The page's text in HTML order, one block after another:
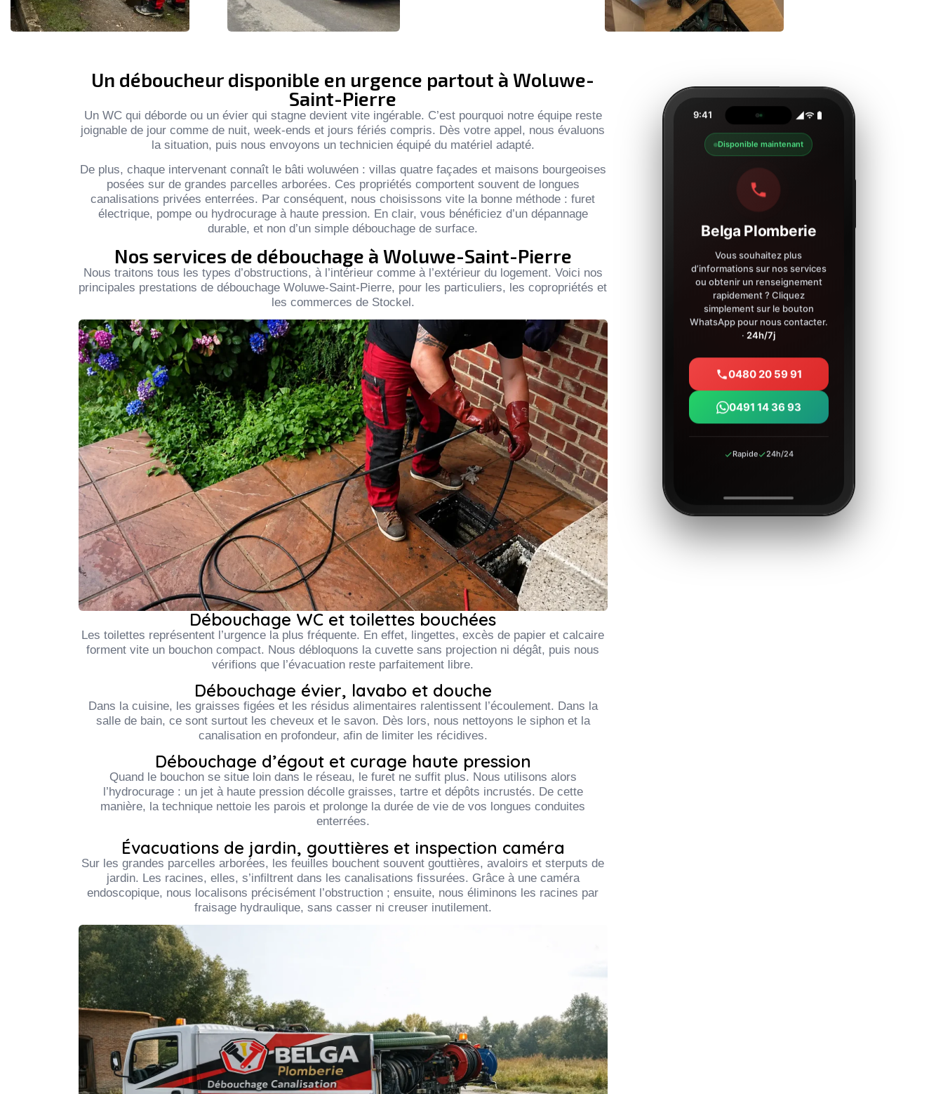
Un déboucheur disponible en urgence partout à Woluwe-
Saint-Pierre
Un WC qui déborde ou un évier qui stagne devient vite ingérable. C’est pourquoi notre équipe reste
joignable de jour comme de nuit, week-ends et jours fériés compris. Dès votre appel, nous évaluons
la situation, puis nous envoyons un technicien équipé du matériel adapté.
De plus, chaque intervenant connaît le bâti woluwéen : villas quatre façades et maisons bourgeoises
posées sur de grandes parcelles arborées. Ces propriétés comportent souvent de longues
canalisations privées enterrées. Par conséquent, nous choisissons vite la bonne méthode : furet
électrique, pompe ou hydrocurage à haute pression. En clair, vous bénéficiez d’un dépannage
durable, et non d’un simple débouchage de surface.
Nos services de débouchage à Woluwe-Saint-Pierre
Nous traitons tous les types d’obstructions, à l’intérieur comme à l’extérieur du logement. Voici nos
principales prestations de débouchage Woluwe-Saint-Pierre, pour les particuliers, les copropriétés et
les commerces de Stockel.
Débouchage WC et toilettes bouchées
Les toilettes représentent l’urgence la plus fréquente. En effet, lingettes, excès de papier et calcaire
forment vite un bouchon compact. Nous débloquons la cuvette sans projection ni dégât, puis nous
vérifions que l’évacuation reste parfaitement libre.
Débouchage évier, lavabo et douche
Dans la cuisine, les graisses figées et les résidus alimentaires ralentissent l’écoulement. Dans la
salle de bain, ce sont surtout les cheveux et le savon. Dès lors, nous nettoyons le siphon et la
canalisation en profondeur, afin de limiter les récidives.
Débouchage d’égout et curage haute pression
Quand le bouchon se situe loin dans le réseau, le furet ne suffit plus. Nous utilisons alors
l’hydrocurage : un jet à haute pression décolle graisses, tartre et dépôts incrustés. De cette
manière, la technique nettoie les parois et prolonge la durée de vie de vos longues conduites
enterrées.
Évacuations de jardin, gouttières et inspection caméra
Sur les grandes parcelles arborées, les feuilles bouchent souvent gouttières, avaloirs et sterputs de
jardin. Les racines, elles, s’infiltrent dans les canalisations fissurées. Grâce à une caméra
endoscopique, nous localisons précisément l’obstruction ; ensuite, nous éliminons les racines par
fraisage hydraulique, sans casser ni creuser inutilement.
9:41
Disponible maintenant
Belga Plomberie
Vous souhaitez plus
d’informations sur nos services
ou obtenir un renseignement
rapidement ? Cliquez
simplement sur le bouton
WhatsApp pour nous contacter.
·24h/7j
0480 20 59 91
0491 14 36 93
Rapide 24h/24